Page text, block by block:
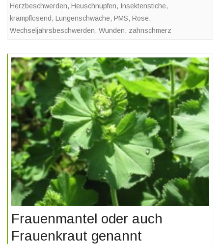
Herzbeschwerden, Heuschnupfen, Insektenstiche,
krampflösend, Lungenschwäche, PMS, Rose,
Wechseljahrsbeschwerden, Wunden, zahnschmerz
Frauenmantel oder auch
Frauenkraut genannt